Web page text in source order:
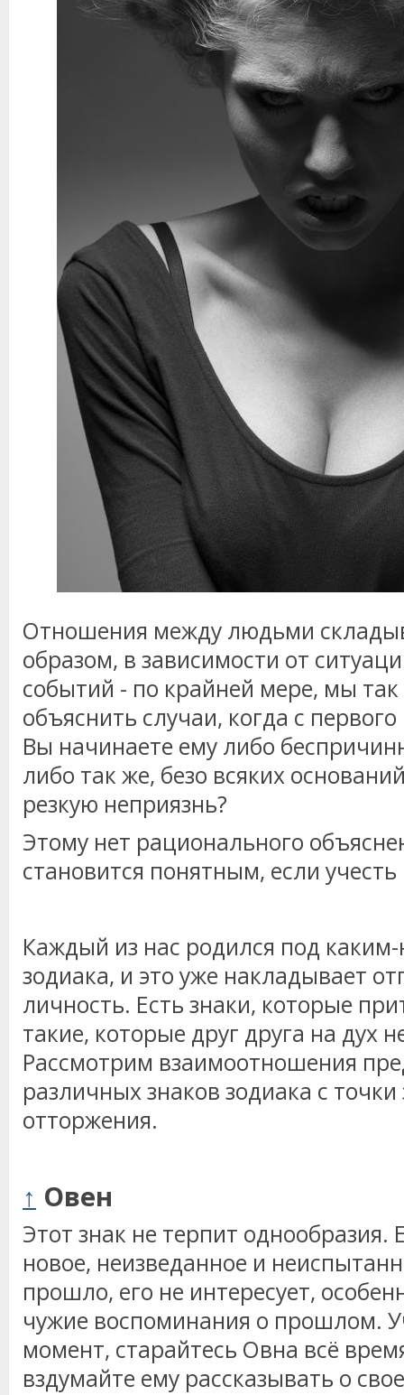
Отношения между людьми
образом, в зависимости от
событий - по крайней мере, мы
объяснить случаи, когда с
Вы начинаете ему либо
либо так же, безо всяких
резкую неприязнь?
Этому нет рационального
становится понятным, если учесть
Каждый из нас родился под
зодиака, и это уже накладывает
личность. Есть знаки, которые
такие, которые друг друга на дух
Рассмотрим взаимоотношения
различных знаков зодиака с
отторжения.
↑ Овен
Этот знак не терпит однообразия.
новое, неизведанное и
прошло, его не интересует,
чужие воспоминания о прошлом.
момент, старайтесь Овна всё
вздумайте ему рассказывать о